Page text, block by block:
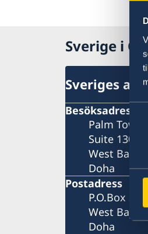
Sverige i
Sveriges
Besöksadress
Palm
Suite 1302
West Bay
Doha
Postadress
P.O.Box
West Bay
Doha